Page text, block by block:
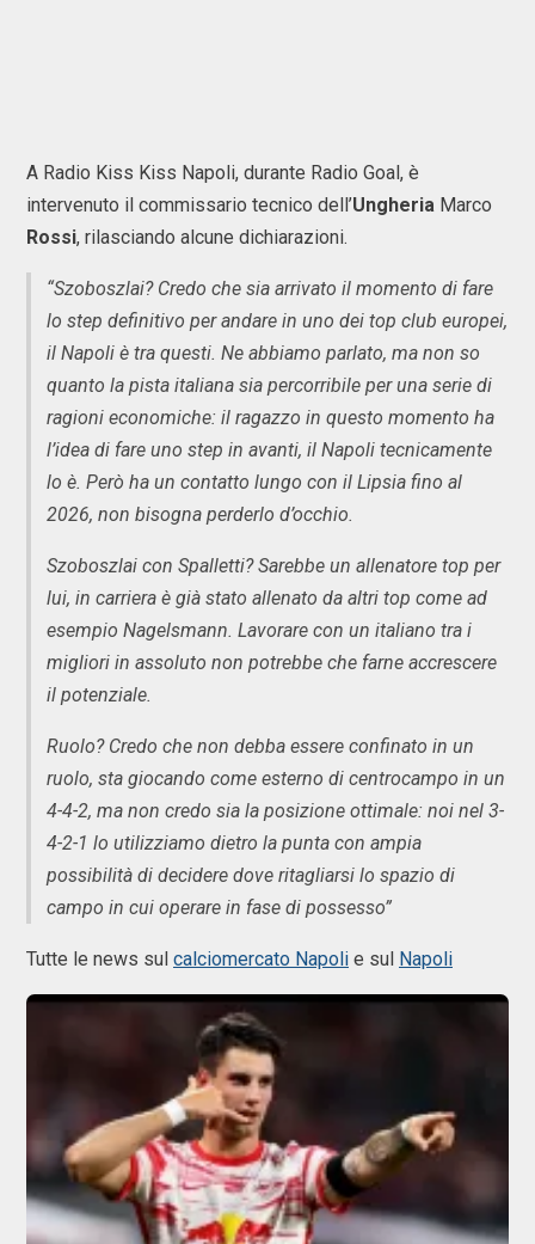
A Radio Kiss Kiss Napoli, durante Radio Goal, è
intervenuto il commissario tecnico dell’Ungheria Marco
Rossi, rilasciando alcune dichiarazioni.
“Szoboszlai? Credo che sia arrivato il momento di fare
lo step definitivo per andare in uno dei top club europei,
il Napoli è tra questi. Ne abbiamo parlato, ma non so
quanto la pista italiana sia percorribile per una serie di
ragioni economiche: il ragazzo in questo momento ha
l’idea di fare uno step in avanti, il Napoli tecnicamente
lo è. Però ha un contatto lungo con il Lipsia fino al
2026, non bisogna perderlo d’occhio.
Szoboszlai con Spalletti? Sarebbe un allenatore top per
lui, in carriera è già stato allenato da altri top come ad
esempio Nagelsmann. Lavorare con un italiano tra i
migliori in assoluto non potrebbe che farne accrescere
il potenziale.
Ruolo? Credo che non debba essere confinato in un
ruolo, sta giocando come esterno di centrocampo in un
4-4-2, ma non credo sia la posizione ottimale: noi nel 3-
4-2-1 lo utilizziamo dietro la punta con ampia
possibilità di decidere dove ritagliarsi lo spazio di
campo in cui operare in fase di possesso”
Tutte le news sul calciomercato Napoli e sul Napoli